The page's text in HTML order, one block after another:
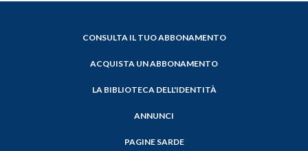
CONSULTA IL TUO ABBONAMENTO
ACQUISTA UN ABBONAMENTO
LA BIBLIOTECA DELL'IDENTITÀ
ANNUNCI
PAGINE SARDE